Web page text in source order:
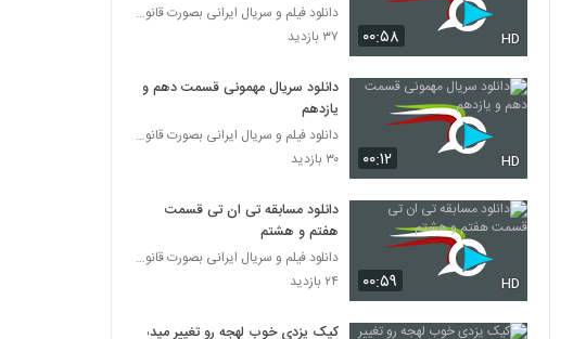
۰۰:۵۸ HD
دانلود فیلم و سریال ایرانی بصورت قانونی
۳۷ بازدید
۰۰:۱۲ HD
دانلود سریال مهمونی قسمت دهم و
یازدهم
دانلود فیلم و سریال ایرانی بصورت قانونی
۳۰ بازدید
۰۰:۵۹ HD
دانلود مسابقه تی ان تی قسمت
هفتم و هشتم
دانلود فیلم و سریال ایرانی بصورت قانونی
۲۴ بازدید
کیک یزدی خوب لهجه رو تغییر میده